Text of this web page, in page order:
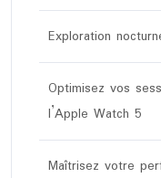
Exploration
Optimisez vos
l’Apple Watch 5
Maîtrisez votre